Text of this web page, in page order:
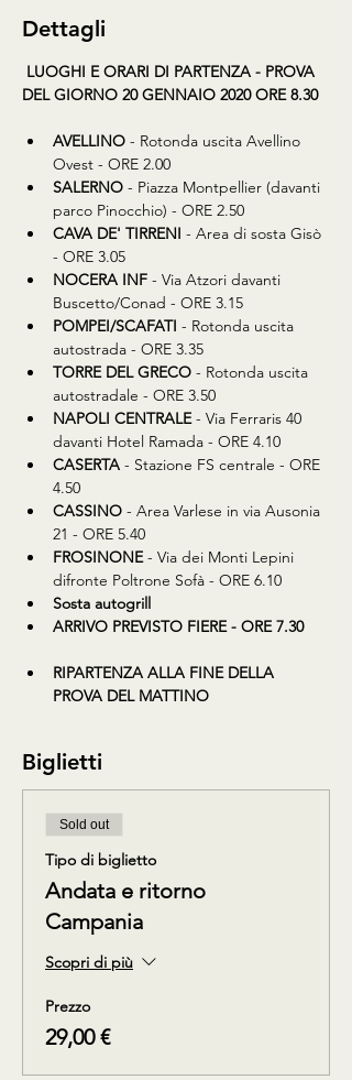
Dettagli
LUOGHI E ORARI DI PARTENZA - PROVA
DEL GIORNO 20 GENNAIO 2020 ORE 8.30
AVELLINO - Rotonda uscita Avellino
Ovest - ORE 2.00
SALERNO - Piazza Montpellier (davanti
parco Pinocchio) - ORE 2.50
CAVA DE' TIRRENI - Area di sosta Gisò
- ORE 3.05
NOCERA INF - Via Atzori davanti
Buscetto/Conad - ORE 3.15
POMPEI/SCAFATI - Rotonda uscita
autostrada - ORE 3.35
TORRE DEL GRECO - Rotonda uscita
autostradale - ORE 3.50
NAPOLI CENTRALE - Via Ferraris 40
davanti Hotel Ramada - ORE 4.10
CASERTA - Stazione FS centrale - ORE
4.50
CASSINO - Area Varlese in via Ausonia
21 - ORE 5.40
FROSINONE - Via dei Monti Lepini
difronte Poltrone Sofà - ORE 6.10
Sosta autogrill
ARRIVO PREVISTO FIERE - ORE 7.30
RIPARTENZA ALLA FINE DELLA
PROVA DEL MATTINO
Biglietti
Sold out
Tipo di biglietto
Andata e ritorno
Campania
Scopri di più
Prezzo
29,00 €